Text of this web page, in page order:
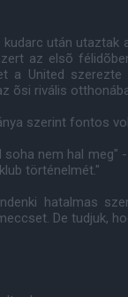
után utaztak
az elsõ
a United
õsi rivális
szerint fontos
soha nem hal
történelmét."
hatalmas
De tudjuk,